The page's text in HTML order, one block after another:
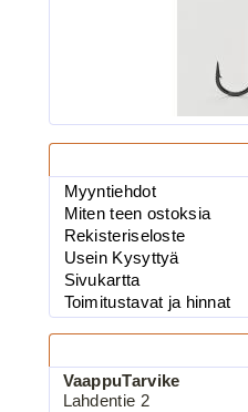
BKK 6062-
BKK 6062-
Myyntiehdot
Miten teen ostoksia
Rekisteriseloste
Usein Kysyttyä
Sivukartta
Toimitustavat ja hinnat
VaappuTarvike
Lahdentie 2